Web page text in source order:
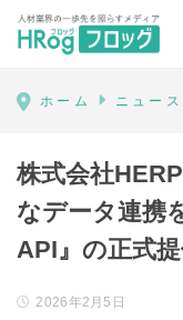
HRog | 人材
ホーム ニュース
株式会社
なデータ連携
API』の正式
2026年2月5日